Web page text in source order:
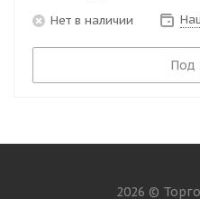
Нет в наличии
Под
2026 ©